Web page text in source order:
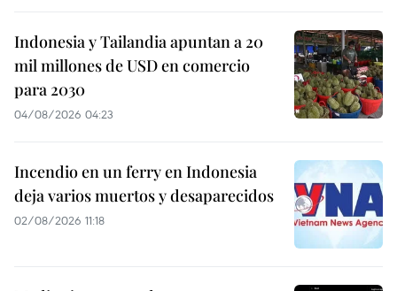
Indonesia y Tailandia apuntan a 20
mil millones de USD en comercio
para 2030
04/08/2026 04:23
Incendio en un ferry en Indonesia
deja varios muertos y desaparecidos
02/08/2026 11:18